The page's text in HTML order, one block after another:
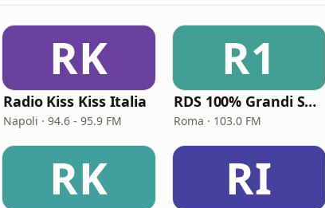
RK
Radio Kiss Kiss Italia
Napoli · 94.6 - 95.9 FM
R1
RDS 100% Grandi Successi
Roma · 103.0 FM
RK RI